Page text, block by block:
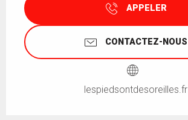
APPELER
CONTACTEZ-NOUS
lespiedsontdesoreilles.fr